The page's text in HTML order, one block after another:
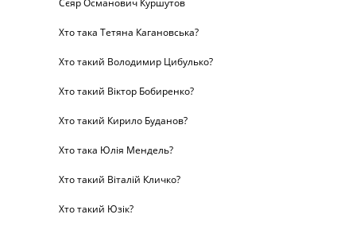
Хто така Тетяна Кагановська?
Хто такий Володимир Цибулько?
Хто такий Віктор Бобиренко?
Хто такий Кирило Буданов?
Хто така Юлія Мендель?
Хто такий Віталій Кличко?
Хто такий Юзік?